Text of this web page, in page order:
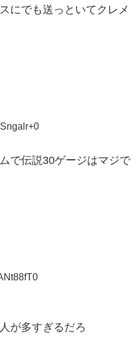
にでも送っといてクレメ
で伝説30ゲージはマジで
が多すぎるだろ